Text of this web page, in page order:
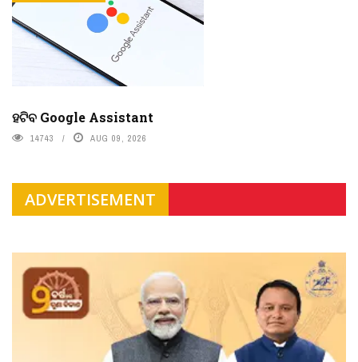
ହଟିବ Google Assistant
14743 AUG 09, 2026
ADVERTISEMENT